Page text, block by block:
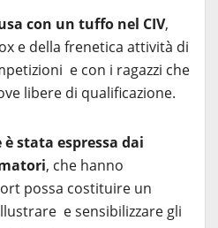
con un tuffo nel CIV,
e della frenetica attività di
e con i ragazzi che
libere di qualificazione.
stata espressa dai
, che hanno
possa costituire un
e sensibilizzare gli